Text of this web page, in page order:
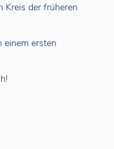
Kreis der früheren
einem ersten